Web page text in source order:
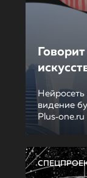
Нейросеть
видение
Plus‑one.ru